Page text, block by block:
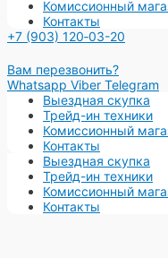
Комиссионный
Контакты
+7 (903) 120‑03-20
Вам перезвонить?
Whatsapp Viber Telegram
Выездная скупка
Трейд-ин техники
Комиссионный
Контакты
Выездная скупка
Трейд-ин техники
Комиссионный
Контакты